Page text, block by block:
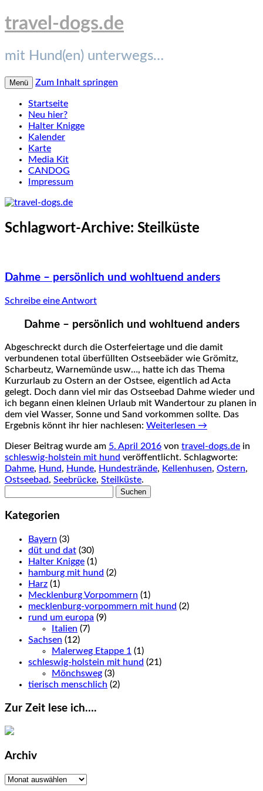
travel-dogs.de
mit Hund(en) unterwegs…
Menü Zum Inhalt springen
Startseite
Neu hier?
Halter Knigge
Kalender
Karte
Media Kit
CANDOG
Impressum
Schlagwort-Archive: Steilküste
Dahme – persönlich und wohltuend anders
Schreibe eine Antwort
Dahme – persönlich und wohltuend anders
Abgeschreckt durch die Osterfeiertage und die damit
verbundenen total überfüllten Ostseebäder wie Grömitz,
Scharbeutz, Warnemünde usw…, hatte ich das Thema
Kurzurlaub zu Ostern an der Ostsee, eigentlich ad Acta
gelegt. Doch dann viel mir das Ostseebad Dahme wieder und
ich begann einen kleinen Urlaub mit Wandertour zu planen in
dem viel Wasser, Sonne und Sand vorkommen sollte. Das
Ergebnis könnt ihr hier nachlesen: Weiterlesen →
Dieser Beitrag wurde am 5. April 2016 von travel-dogs.de in
schleswig-holstein mit hund veröffentlicht. Schlagworte:
Dahme, Hund, Hunde, Hundestrände, Kellenhusen, Ostern,
Ostseebad, Seebrücke, Steilküste.
Kategorien
Bayern (3)
düt und dat (30)
Halter Knigge (1)
hamburg mit hund (2)
Harz (1)
Mecklenburg Vorpommern (1)
mecklenburg-vorpommern mit hund (2)
rund um europa (9)
Italien (7)
Sachsen (12)
Malerweg Etappe 1 (1)
schleswig-holstein mit hund (21)
Mönchsweg (3)
tierisch menschlich (2)
Zur Zeit lese ich….
Archiv
Archiv